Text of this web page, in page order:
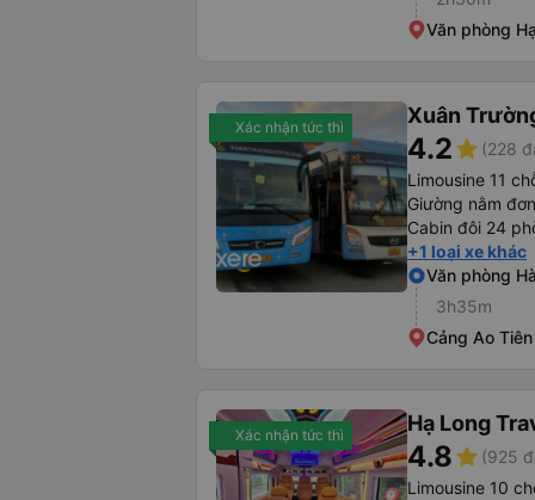
Văn phòng
Xác nhận tức thì Xuân
4.2star (228
Limousine 11
Giường nằm
Cabin đôi 24
+1 loại xe khác
Văn phòng
3h35m
Cảng Ao Tiên
Xác nhận tức thì Hạ Long
4.8star (925
Limousine 10